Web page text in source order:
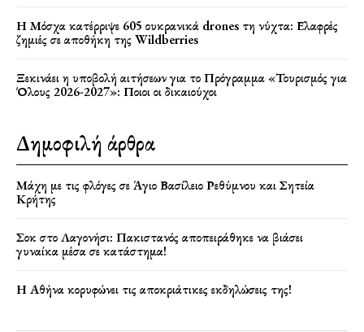
Η Μόσχα κατέρριψε 605 ουκρανικά drones τη νύχτα: Ελαφρές
ζημιές σε αποθήκη της Wildberries
Ξεκινάει η υποβολή αιτήσεων για το Πρόγραμμα «Τουρισμός για
Όλους 2026-2027»: Ποιοι οι δικαιούχοι
Δημοφιλή άρθρα
Μάχη με τις φλόγες σε Άγιο Βασίλειο Ρεθύμνου και Σητεία
Κρήτης
Σοκ στο Λαγονήσι: Πακιστανός αποπειράθηκε να βιάσει
γυναίκα μέσα σε κατάστημα!
Η Αθήνα κορυφώνει τις αποκριάτικες εκδηλώσεις της!